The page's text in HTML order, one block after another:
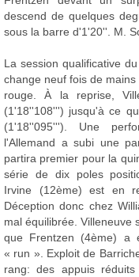
descend de quelques
sous la barre d'1'20''. M.
La session qualificative
change neuf fois de
rouge. À la reprise,
(1'18''108''') jusqu'à ce
(1'18''095'''). Une
l'Allemand a subi une
partira premier pour la
série de dix poles
Irvine (12ème) est en
Déception donc chez
mal équilibrée. Villeneuve
que Frentzen (4ème) a
« run ». Exploit de
rang: des appuis